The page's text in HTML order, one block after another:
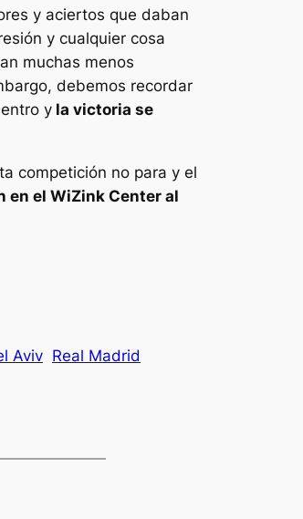
y aciertos que daban
y cualquier cosa
muchas menos
debemos recordar
y la victoria se
competición no para y el
en el WiZink Center al
Aviv Real Madrid